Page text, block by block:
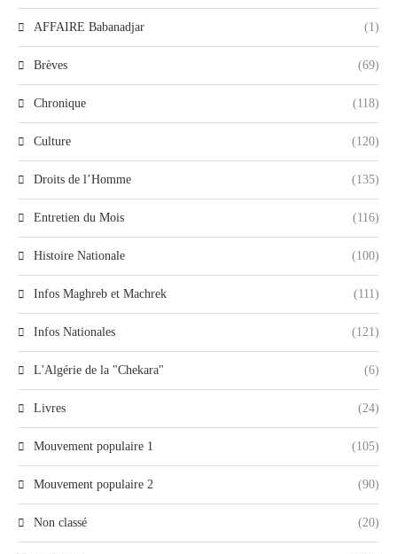
AFFAIRE Babanadjar (1)
Brèves (69)
Chronique (118)
Culture (120)
Droits de l’Homme (135)
Entretien du Mois (116)
Histoire Nationale (100)
Infos Maghreb et Machrek (111)
Infos Nationales (121)
L'Algérie de la "Chekara" (6)
Livres (24)
Mouvement populaire 1 (105)
Mouvement populaire 2 (90)
Non classé (20)